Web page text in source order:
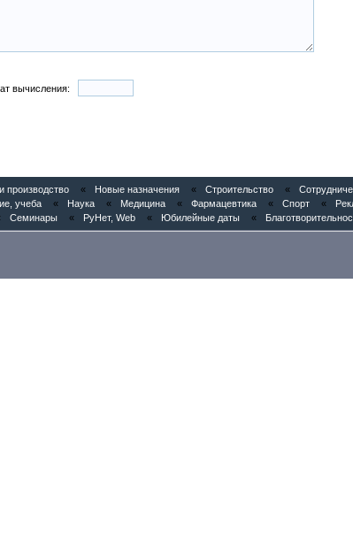
вычисления:
производство « Новые назначения « Строительство «
учеба « Наука « Медицина « Фармацевтика « Спорт «
Семинары « РуНет, Web « Юбилейные даты «